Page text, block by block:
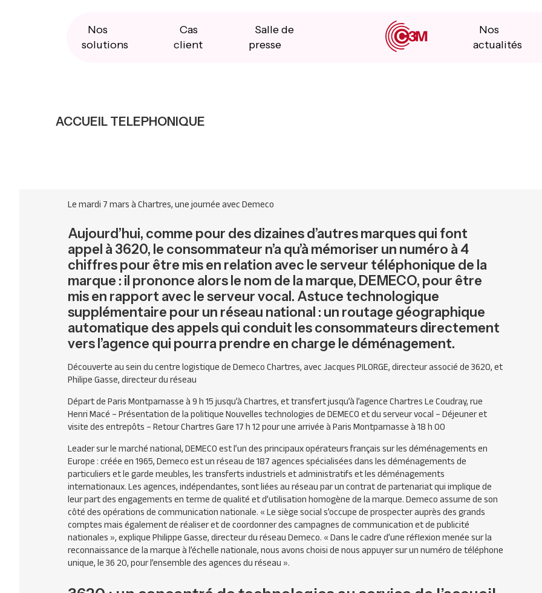
Nos
solutions
Cas
client
Salle de
presse
Nos
actualités
ACCUEIL TELEPHONIQUE
Le mardi 7 mars à Chartres, une journée avec Demeco
Aujourd’hui, comme pour des dizaines d’autres marques qui font
appel à 3620, le consommateur n’a qu’à mémoriser un numéro à 4
chiffres pour être mis en relation avec le serveur téléphonique de la
marque : il prononce alors le nom de la marque, DEMECO, pour être
mis en rapport avec le serveur vocal. Astuce technologique
supplémentaire pour un réseau national : un routage géographique
automatique des appels qui conduit les consommateurs directement
vers l’agence qui pourra prendre en charge le déménagement.
Découverte au sein du centre logistique de Demeco Chartres, avec Jacques PILORGE, directeur associé de 3620, et
Philipe Gasse, directeur du réseau
Départ de Paris Montparnasse à 9 h 15 jusqu’à Chartres, et transfert jusqu’à l’agence Chartres Le Coudray, rue
Henri Macé – Présentation de la politique Nouvelles technologies de DEMECO et du serveur vocal – Déjeuner et
visite des entrepôts – Retour Chartres Gare 17 h 12 pour une arrivée à Paris Montparnasse à 18 h 00
Leader sur le marché national, DEMECO est l’un des principaux opérateurs français sur les déménagements en
Europe : créée en 1965, Demeco est un réseau de 187 agences spécialisées dans les déménagements de
particuliers et le garde meubles, les transferts industriels et administratifs et les déménagements
internationaux. Les agences, indépendantes, sont liées au réseau par un contrat de partenariat qui implique de
leur part des engagements en terme de qualité et d’utilisation homogène de la marque. Demeco assume de son
côté des opérations de communication nationale.« Le siège social s’occupe de prospecter auprès des grands
comptes mais également de réaliser et de coordonner des campagnes de communication et de publicité
nationales », explique Philippe Gasse, directeur du réseau Demeco. « Dans le cadre d’une réflexion menée sur la
reconnaissance de la marque à l’échelle nationale, nous avons choisi de nous appuyer sur un numéro de téléphone
unique, le 36 20, pour l’ensemble des agences du réseau ».